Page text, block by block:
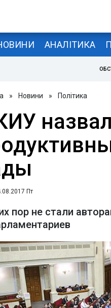
АНАЛІТИКА
» Новини » Політика
Пт
пор не стали